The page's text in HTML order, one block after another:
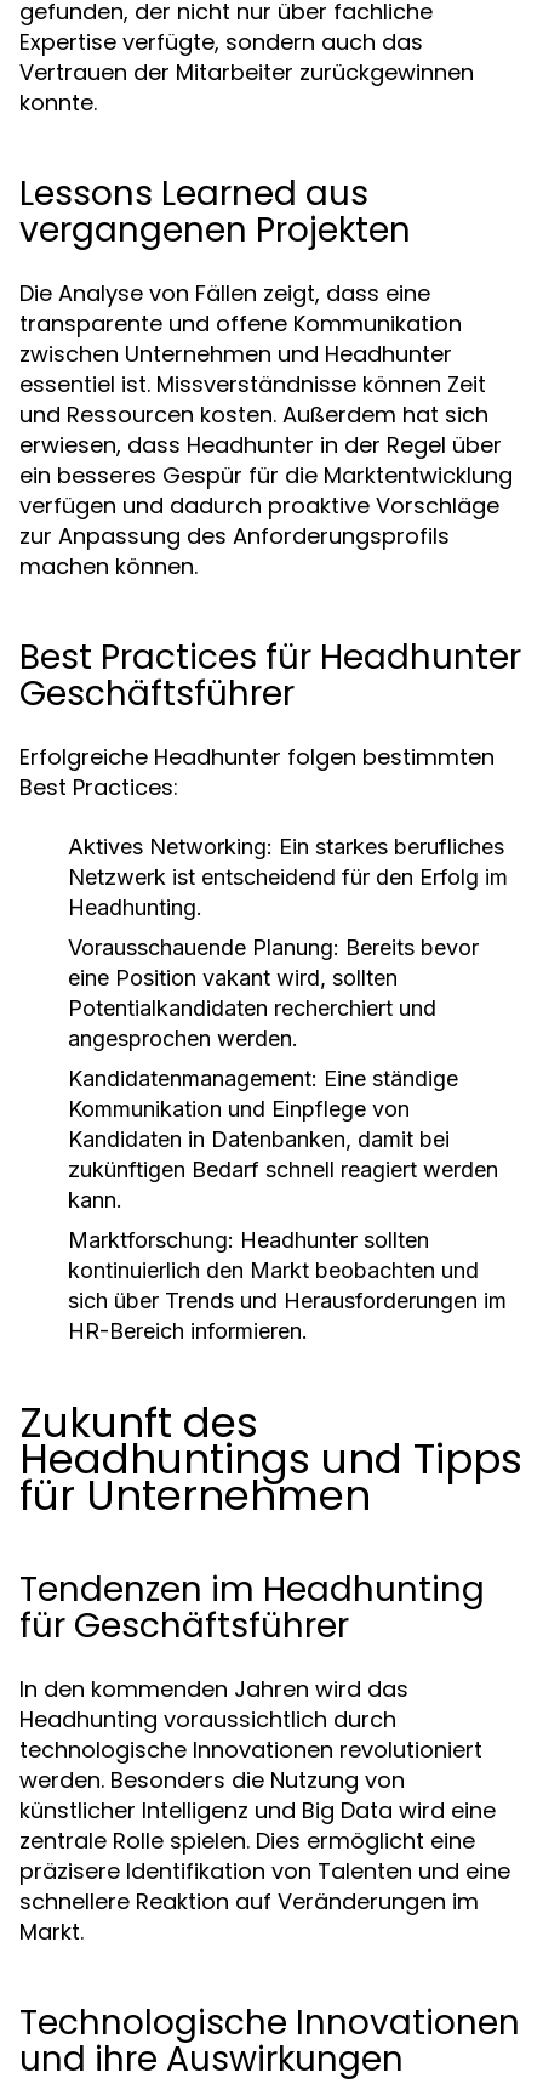
gefunden, der nicht nur über fachliche
Expertise verfügte, sondern auch das
Vertrauen der Mitarbeiter zurückgewinnen
konnte.
Lessons Learned aus
vergangenen Projekten
Die Analyse von Fällen zeigt, dass eine
transparente und offene Kommunikation
zwischen Unternehmen und Headhunter
essentiel ist. Missverständnisse können Zeit
und Ressourcen kosten. Außerdem hat sich
erwiesen, dass Headhunter in der Regel über
ein besseres Gespür für die Marktentwicklung
verfügen und dadurch proaktive Vorschläge
zur Anpassung des Anforderungsprofils
machen können.
Best Practices für Headhunter
Geschäftsführer
Erfolgreiche Headhunter folgen bestimmten
Best Practices:
Aktives Networking: Ein starkes berufliches
Netzwerk ist entscheidend für den Erfolg im
Headhunting.
Vorausschauende Planung: Bereits bevor
eine Position vakant wird, sollten
Potentialkandidaten recherchiert und
angesprochen werden.
Kandidatenmanagement: Eine ständige
Kommunikation und Einpflege von
Kandidaten in Datenbanken, damit bei
zukünftigen Bedarf schnell reagiert werden
kann.
Marktforschung: Headhunter sollten
kontinuierlich den Markt beobachten und
sich über Trends und Herausforderungen im
HR-Bereich informieren.
Zukunft des
Headhuntings und Tipps
für Unternehmen
Tendenzen im Headhunting
für Geschäftsführer
In den kommenden Jahren wird das
Headhunting voraussichtlich durch
technologische Innovationen revolutioniert
werden. Besonders die Nutzung von
künstlicher Intelligenz und Big Data wird eine
zentrale Rolle spielen. Dies ermöglicht eine
präzisere Identifikation von Talenten und eine
schnellere Reaktion auf Veränderungen im
Markt.
Technologische Innovationen
und ihre Auswirkungen